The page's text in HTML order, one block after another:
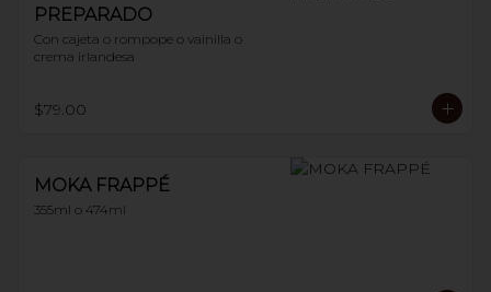
PREPARADO
Con cajeta o rompope o vainilla o
crema irlandesa
$79.00
MOKA FRAPPÉ
355ml o 474ml